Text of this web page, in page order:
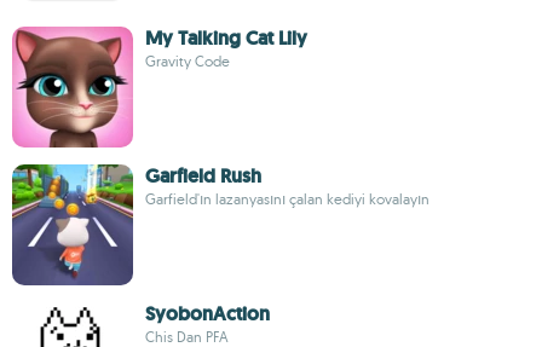
My Talking Cat Lily
Gravity Code
Garfield Rush
Garfield'ın lazanyasını çalan kediyi kovalayın
SyobonAction
Chis Dan PFA